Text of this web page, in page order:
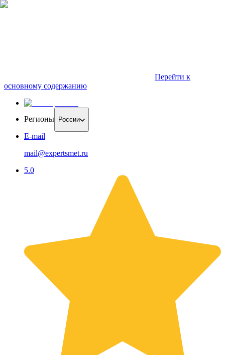
Перейти к
основному содержанию
Регионы России
E-mail
mail@expertsmet.ru
5.0